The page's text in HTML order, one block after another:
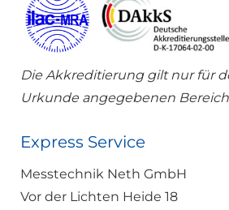
Die Akkreditierung gilt nur für
Urkunde angegebenen
Express Service
Messtechnik Neth GmbH
Vor der Lichten Heide 18